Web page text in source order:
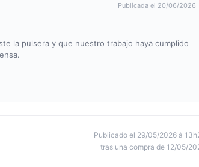
Publicada el 20/06/2026
la pulsera y que nuestro trabajo haya cumplido
Publicado el 29/05/2026 à
tras una compra de 12/05/